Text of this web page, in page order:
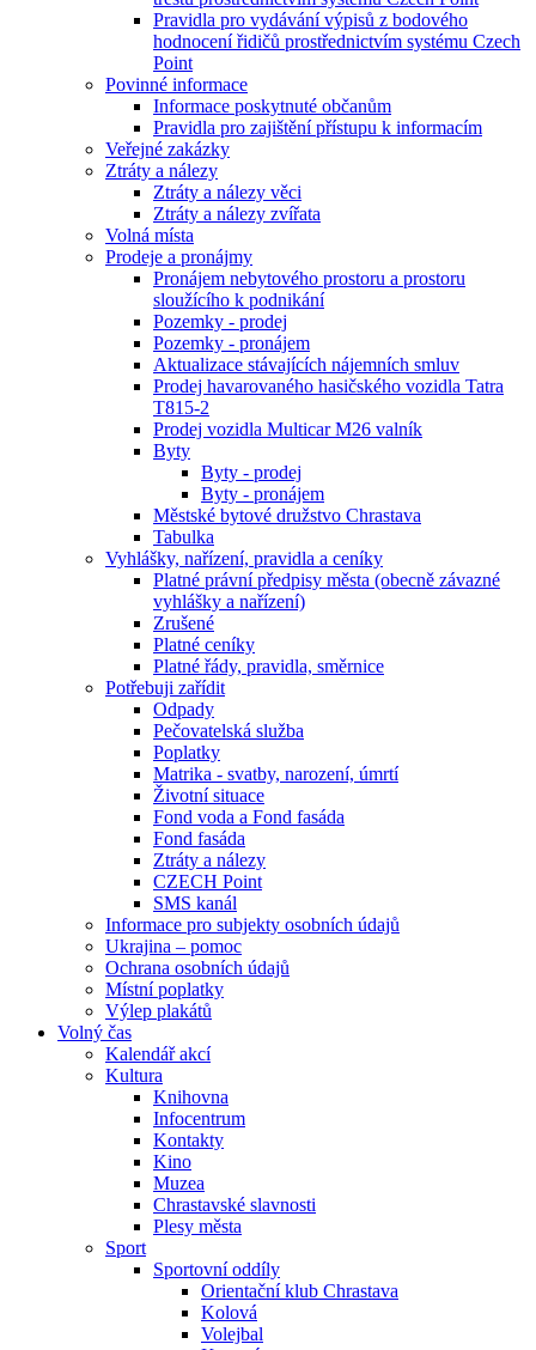
Pravidla pro vydávání výpisů z bodového
hodnocení řidičů prostřednictvím systému Czech
Point
Povinné informace
Informace poskytnuté občanům
Pravidla pro zajištění přístupu k informacím
Veřejné zakázky
Ztráty a nálezy
Ztráty a nálezy věci
Ztráty a nálezy zvířata
Volná místa
Prodeje a pronájmy
Pronájem nebytového prostoru a prostoru
sloužícího k podnikání
Pozemky - prodej
Pozemky - pronájem
Aktualizace stávajících nájemních smluv
Prodej havarovaného hasičského vozidla Tatra
T815-2
Prodej vozidla Multicar M26 valník
Byty
Byty - prodej
Byty - pronájem
Městské bytové družstvo Chrastava
Tabulka
Vyhlášky, nařízení, pravidla a ceníky
Platné právní předpisy města (obecně závazné
vyhlášky a nařízení)
Zrušené
Platné ceníky
Platné řády, pravidla, směrnice
Potřebuji zařídit
Odpady
Pečovatelská služba
Poplatky
Matrika - svatby, narození, úmrtí
Životní situace
Fond voda a Fond fasáda
Fond fasáda
Ztráty a nálezy
CZECH Point
SMS kanál
Informace pro subjekty osobních údajů
Ukrajina – pomoc
Ochrana osobních údajů
Místní poplatky
Výlep plakátů
Volný čas
Kalendář akcí
Kultura
Knihovna
Infocentrum
Kontakty
Kino
Muzea
Chrastavské slavnosti
Plesy města
Sport
Sportovní oddíly
Orientační klub Chrastava
Kolová
Volejbal